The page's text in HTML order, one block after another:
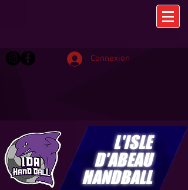
Connexion
L'ISLE
D'ABEAU
HANDBALL